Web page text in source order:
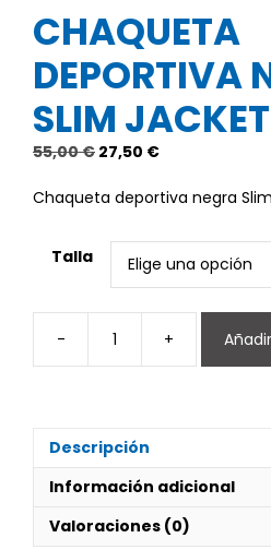
CHAQUETA
DEPORTIVA
SLIM JACKET
55,00€ El
original
55,00 €.
27,50 €El
actual
27,50 €.
Chaqueta deportiva negra​
Talla
-
Chaqueta
Deportiva
cantidad
+
Descripción
Información adicional
Valoraciones (0)